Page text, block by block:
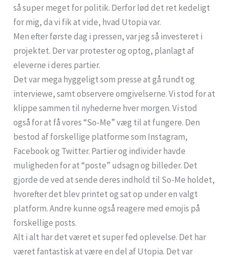
så super meget for politik. Derfor lød det ret kedeligt
for mig, da vi fik at vide, hvad Utopia var.
Men efter første dag i pressen, var jeg så investeret i
projektet. Der var protester og optog, planlagt af
eleverne i deres partier.
Det var mega hyggeligt som presse at gå rundt og
interviewe, samt observere omgivelserne. Vi stod for at
klippe sammen til nyhederne hver morgen. Vi stod
også for at få vores “So-Me” væg til at fungere. Den
bestod af forskellige platforme som Instagram,
Facebook og Twitter. Partier og individer havde
muligheden for at “poste” udsagn og billeder. Det
gjorde de ved at sende deres indhold til So-Me holdet,
hvorefter det blev printet og sat op under en valgt
platform. Andre kunne også reagere med emojis på
forskellige posts.
Alt i alt har det været et super fed oplevelse. Det har
været fantastisk at være en del af Utopia. Det var